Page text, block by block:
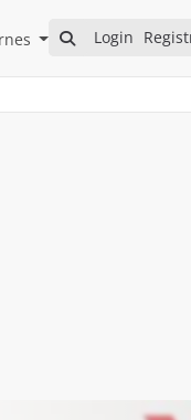
Login
Open Internes